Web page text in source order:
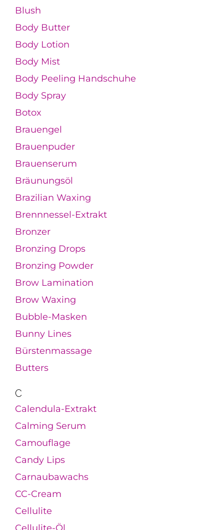
Blush
Body Butter
Body Lotion
Body Mist
Body Peeling Handschuhe
Body Spray
Botox
Brauengel
Brauenpuder
Brauenserum
Bräunungsöl
Brazilian Waxing
Brennnessel-Extrakt
Bronzer
Bronzing Drops
Bronzing Powder
Brow Lamination
Brow Waxing
Bubble-Masken
Bunny Lines
Bürstenmassage
Butters
C
Calendula-Extrakt
Calming Serum
Camouflage
Candy Lips
Carnaubawachs
CC-Cream
Cellulite